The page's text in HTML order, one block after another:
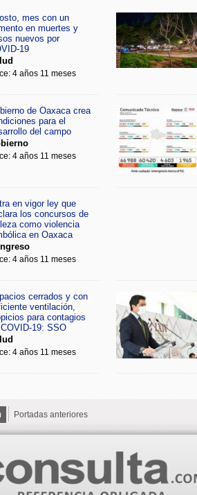
mes con un
en muertes y
nuevos por
19
4 años 11 meses
de Oaxaca crea
para el
del campo
4 años 11 meses
en vigor ley que
los concursos de
como violencia
en Oaxaca
4 años 11 meses
cerrados y con
ventilación,
para contagios
19: SSO
4 años 11 meses
Portadas anteriores